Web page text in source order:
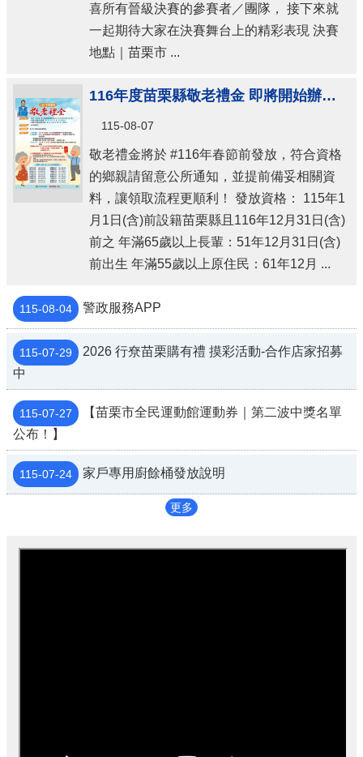
喜所有晉級決賽的參賽者／團隊， 接下來就
一起期待大家在決賽舞台上的精彩表現 決賽
地點｜苗栗市 ...
116年度苗栗縣敬老禮金 即將開始辦理！！
115-08-07
敬老禮金將於 #116年春節前發放，符合資格
的鄉親請留意公所通知，並提前備妥相關資
料，讓領取流程更順利！ 發放資格： 115年1
月1日(含)前設籍苗栗縣且116年12月31日(含)
前之 年滿65歲以上長輩：51年12月31日(含)
前出生 年滿55歲以上原住民：61年12月 ...
115-08-04 警政服務APP
115-07-29
2026 行尞苗栗購有禮 摸彩活動-合作店家招募
中
115-07-27
【苗栗市全民運動館運動券｜第二波中獎名單
公布！】
115-07-24 家戶專用廚餘桶發放說明
更多